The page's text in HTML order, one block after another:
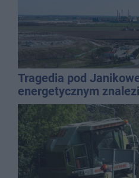
Tragedia pod
energetycznym
mężczyzny